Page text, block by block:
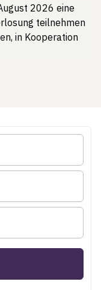
Jetzt unser
JETZT
und Gäste für Ihren